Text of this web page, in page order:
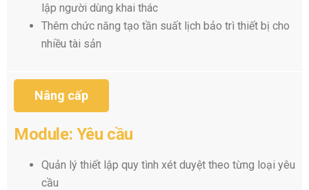
lập người dùng khai thác
Thêm chức năng tạo tần suất lịch bảo trì thiết bị cho
nhiều tài sản
Nâng cấp
Module: Yêu cầu
Quản lý thiết lập quy tình xét duyệt theo từng loại yêu
cầu